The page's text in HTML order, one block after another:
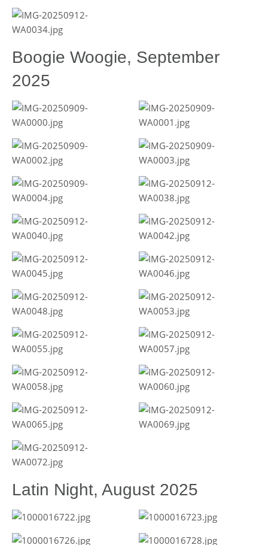
Boogie Woogie, September
2025
Latin Night, August 2025